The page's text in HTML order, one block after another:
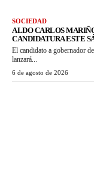
SOCIEDAD
ALDO CARLOS
CANDIDATURA ESTE
El candidato a gobernador
lanzará...
6 de agosto de 2026